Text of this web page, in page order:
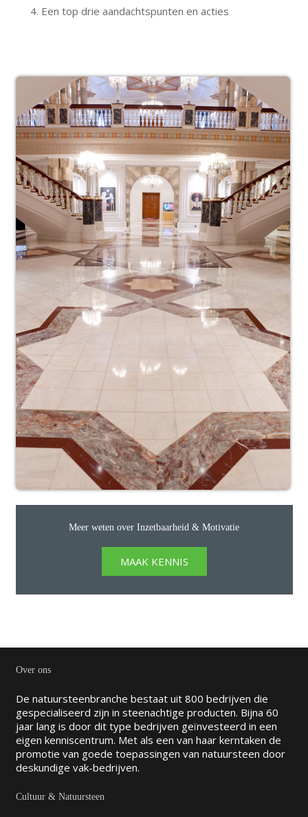
Een top drie aandachtspunten en acties
Meer weten over Inzetbaarheid & Motivatie
MAAK KENNIS
Over ons
De natuursteenbranche bestaat uit 800 bedrijven die
gespecialiseerd zijn in steenachtige producten. Bijna 60
jaar lang is door dit type bedrijven geïnvesteerd in een
eigen kenniscentrum. Met als een van haar kerntaken de
promotie van goede toepassingen van natuursteen door
deskundige vak-bedrijven.
Cultuur & Natuursteen